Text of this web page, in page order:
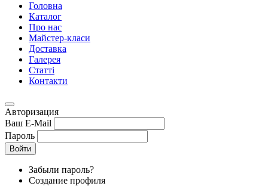
Головна
Каталог
Про нас
Майстер-класи
Доставка
Галерея
Статтi
Контакти
Авторизация
Ваш E-Mail
Пароль
Войти
Забыли пароль?
Создание профиля